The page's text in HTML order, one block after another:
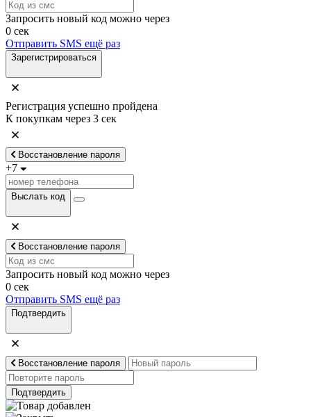
Запросить новый код можно через
0 сек
Отправить SMS ещё раз
Зарегистрироваться
Регистрация успешно пройдена
К покупкам через 3 сек
Восстановление пароля
+7
Выслать код
Восстановление пароля
Запросить новый код можно через
0 сек
Отправить SMS ещё раз
Подтвердить
Восстановление пароля
Подтвердить